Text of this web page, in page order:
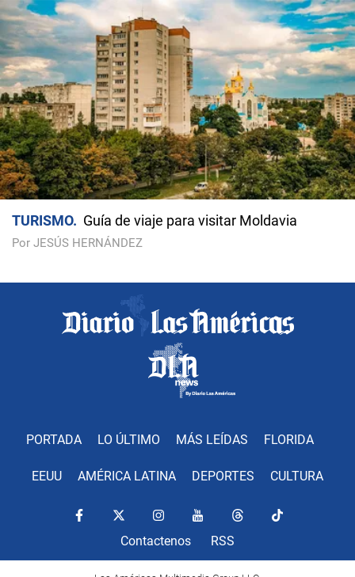
TURISMO Guía de viaje para visitar Moldavia
Por JESÚS HERNÁNDEZ
PORTADA LO ÚLTIMO MÁS LEÍDAS FLORIDA
EEUU AMÉRICA LATINA DEPORTES CULTURA
Contactenos RSS